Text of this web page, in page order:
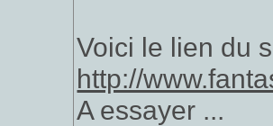
Voici le lien du
http://
A essayer ...